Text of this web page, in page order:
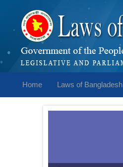
Home Laws of Bangladesh